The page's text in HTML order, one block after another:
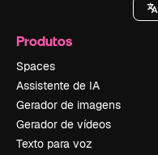
Produtos
Spaces
Assistente de IA
Gerador de imagens
Gerador de vídeos
Texto para voz